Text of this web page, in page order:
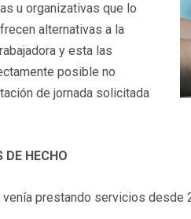
u organizativas que lo
alternativas a la
y esta las
posible no
de jornada solicitada
DE HECHO
venía prestando servicios desde